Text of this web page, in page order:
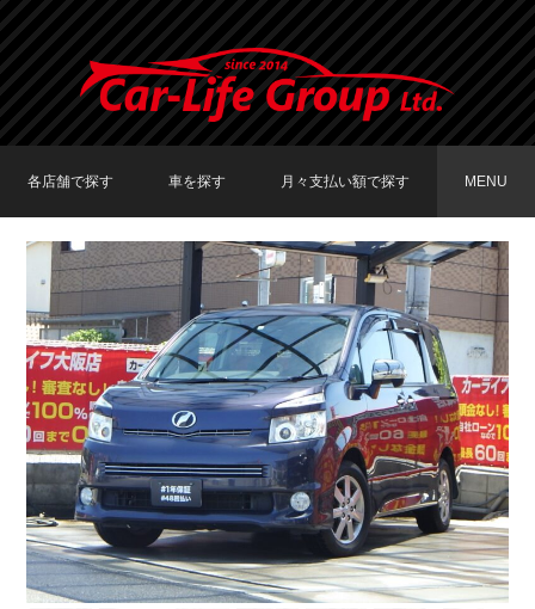
各店舗で探す
TOKYO店在庫車両
大阪店在庫車両
福岡店在庫車両
車を探す
車種で探す
メーカーで探す
月々支払い額で探す
〜19,999円
20,000円〜29,999円
30,000円〜39,999円
40,000円〜49,999円
50,000円〜
MENU